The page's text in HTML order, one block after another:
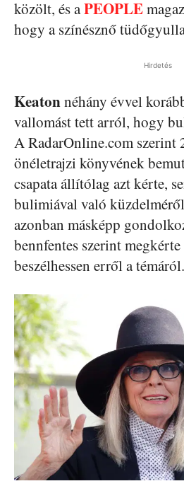
közölt, és aPEOPLE
hogy a színésznő
Hirdetés
Keatonnéhány évvel
vallomást tett arról, hogy
A RadarOnline.com szerint
önéletrajzi könyvének
csapata állítólag azt kérte,
bulimiával való
azonban másképp
bennfentes szerint
beszélhessen erről a témáról.